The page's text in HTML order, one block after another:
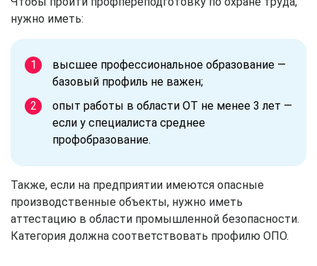
нужно иметь:
высшее профессиональное образование —
базовый профиль не важен;
опыт работы в области ОТ не менее 3 лет —
если у специалиста среднее
профобразование.
Также, если на предприятии имеются опасные
производственные объекты, нужно иметь
аттестацию в области промышленной безопасности.
Категория должна соответствовать профилю ОПО.